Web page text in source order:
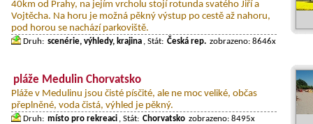
40km od Prahy, na jejím vrcholu stojí rotunda svatého Jiří a
Vojtěcha. Na horu je možná pěkný výstup po cestě až nahoru,
pod horou se nachází parkoviště.
Druh: scenérie, výhledy, krajina , Stát: Česká rep. zobrazeno: 8646x
pláže Medulin Chorvatsko
Pláže v Medulinu jsou čisté písčité, ale ne moc veliké, občas
přeplněné, voda čistá, výhled je pěkný.
Druh: místo pro rekreaci , Stát: Chorvatsko zobrazeno: 8495x